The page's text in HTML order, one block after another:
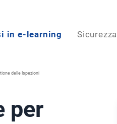
in e-learning Sicurezza
delle Ispezioni
per